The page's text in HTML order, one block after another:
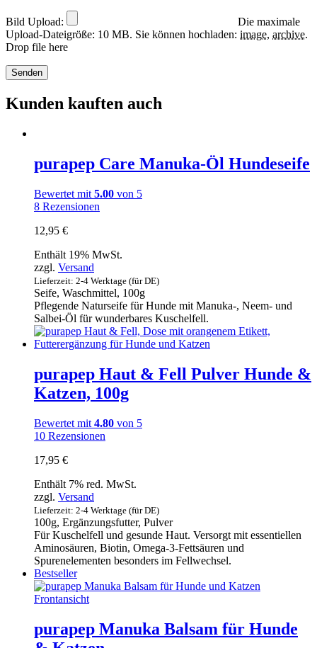
Bild Upload:
Die maximale
Upload-Dateigröße: 10 MB. Sie können hochladen: image, archive.
Drop file here
Kunden kauften auch
purapep Care Manuka-Öl Hundeseife
Bewertet mit 5.00 von 5
8 Rezensionen
12,95 €
Enthält 19% MwSt.
zzgl. Versand
Lieferzeit: 2-4 Werktage (für DE)
Seife, Waschmittel, 100g
Pflegende Naturseife für Hunde mit Manuka-, Neem- und
Salbei-Öl für wunderbares Kuschelfell.
purapep Haut & Fell Pulver Hunde &
Katzen, 100g
Bewertet mit 4.80 von 5
10 Rezensionen
17,95 €
Enthält 7% red. MwSt.
zzgl. Versand
Lieferzeit: 2-4 Werktage (für DE)
100g, Ergänzungsfutter, Pulver
Für Kuschelfell und gesunde Haut. Versorgt mit essentiellen
Aminosäuren, Biotin, Omega-3-Fettsäuren und
Spurenelementen besonders im Fellwechsel.
Bestseller
purapep Manuka Balsam für Hunde